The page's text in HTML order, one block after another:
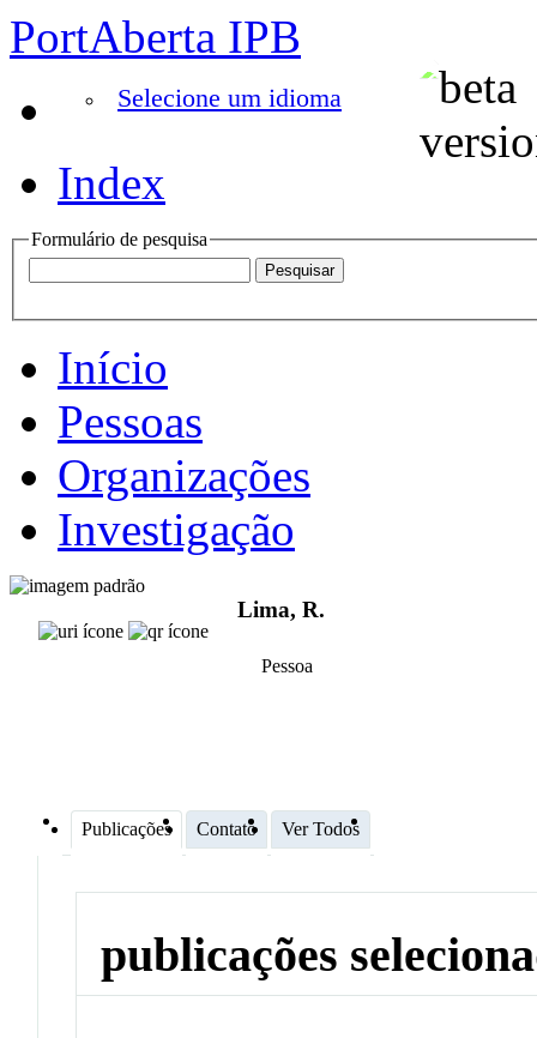
PortAberta IPB
Selecione um idioma
Index
Formulário de pesquisa
Início
Pessoas
Organizações
Investigação
Lima, R.
Pessoa
Publicações Contato Ver Todos
publicações